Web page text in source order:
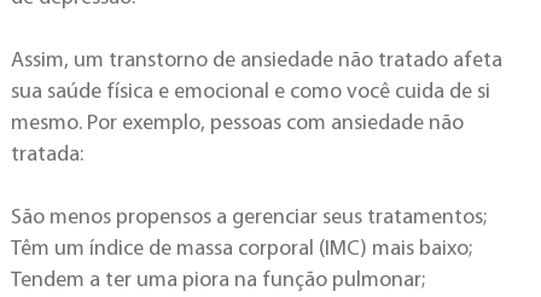
Assim, um transtorno de ansiedade não tratado afeta
sua saúde física e emocional e como você cuida de si
mesmo. Por exemplo, pessoas com ansiedade não
tratada:
São menos propensos a gerenciar seus tratamentos;
Têm um índice de massa corporal (IMC) mais baixo;
Tendem a ter uma piora na função pulmonar;